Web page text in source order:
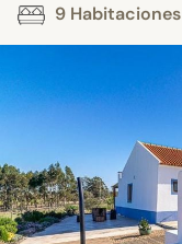
9 Habitaciones